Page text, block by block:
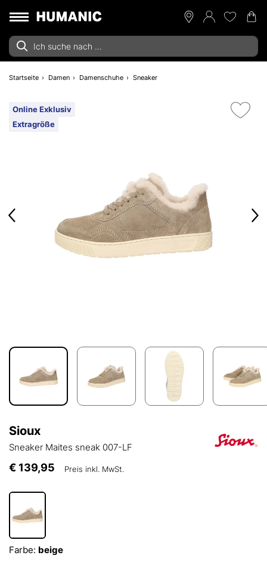
Startseite Damen Damenschuhe Sneaker
Online Exklusiv
Extragröße
Sioux
Sneaker Maites sneak 007-LF
€ 139,95 Preis inkl. MwSt.
Farbe: beige